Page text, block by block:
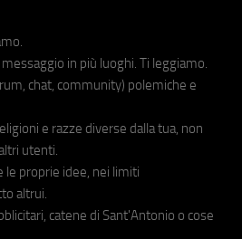
in più luoghi. Ti leggiamo.
chat, community) polemiche e
e razze diverse dalla tua, non
utenti.
le proprie idee, nei limiti
altrui.
catene di Sant'Antonio o cose